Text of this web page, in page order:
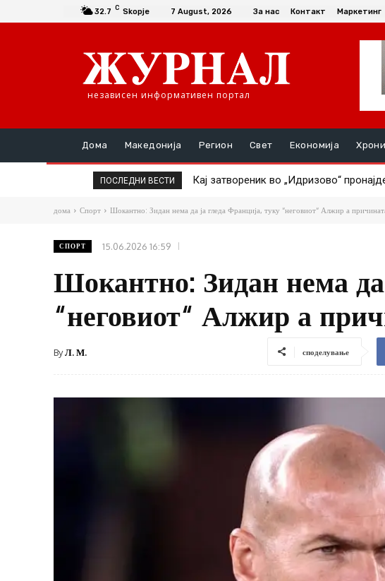
32.7 C Skopje 7 August, 2026 За нас Контакт Маркетинг
независен информативен портал
Дома Македонија Регион Свет Економија
ПОСЛЕДНИ ВЕСТИ Кај затвореник во „Идризово“
ТАТКО НАСИЛНИК ГО ТУРНАЛ СИНОТ
дома Спорт Шокантно: Зидан нема да ја гледа Франција, туку “неговиот“ Алжир а
СПОРТ 15.06.2026 16:59
Шокантно: Зидан нема да
“неговиот“ Алжир а
ByЛ. М. споделување